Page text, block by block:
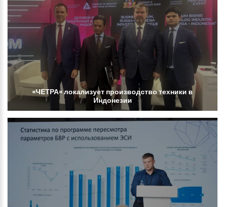
«ЧЕТРА»локализует производствотехники в
Индонезии